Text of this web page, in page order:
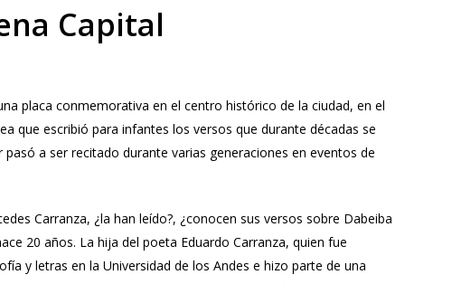
Capital
placa conmemorativa en el centro histórico de la ciudad, en el
que escribió para infantes los versos que durante décadas se
a ser recitado durante varias generaciones en eventos de
Carranza, ¿la han leído?, ¿conocen sus versos sobre Dabeiba
20 años. La hija del poeta Eduardo Carranza, quien fue
y letras en la Universidad de los Andes e hizo parte de una